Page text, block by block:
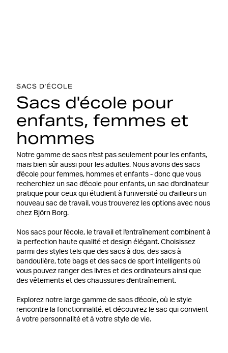
SACS D'ÉCOLE
Sacs d'école pour
enfants, femmes et
hommes
Notre gamme de sacs n'est pas seulement pour les enfants,
mais bien sûr aussi pour les adultes. Nous avons des sacs
d'école pour femmes, hommes et enfants - donc que vous
recherchiez un sac d'école pour enfants, un sac d'ordinateur
pratique pour ceux qui étudient à l'université ou d'ailleurs un
nouveau sac de travail, vous trouverez les options avec nous
chez Björn Borg.
Nos sacs pour l'école, le travail et l'entraînement combinent à
la perfection haute qualité et design élégant. Choisissez
parmi des styles tels que des sacs à dos, des sacs à
bandoulière, tote bags et des sacs de sport intelligents où
vous pouvez ranger des livres et des ordinateurs ainsi que
des vêtements et des chaussures d'entraînement.
Explorez notre large gamme de sacs d'école, où le style
rencontre la fonctionnalité, et découvrez le sac qui convient
à votre personnalité et à votre style de vie.